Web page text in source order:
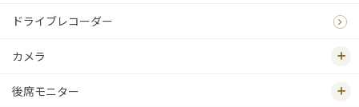
ドライブレコーダー
カメラ
後席モニター